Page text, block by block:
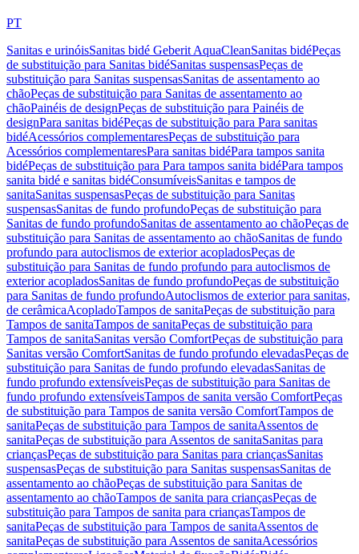
PT
Sanitas e urinóisSanitas bidé Geberit AquaCleanSanitas bidéPeças
de substituição para Sanitas bidéSanitas suspensasPeças de
substituição para Sanitas suspensasSanitas de assentamento ao
chãoPeças de substituição para Sanitas de assentamento ao
chãoPainéis de designPeças de substituição para Painéis de
designPara sanitas bidéPeças de substituição para Para sanitas
bidéAcessórios complementaresPeças de substituição para
Acessórios complementaresPara sanitas bidéPara tampos sanita
bidéPeças de substituição para Para tampos sanita bidéPara tampos
sanita bidé e sanitas bidéConsumíveisSanitas e tampos de
sanitaSanitas suspensasPeças de substituição para Sanitas
suspensasSanitas de fundo profundoPeças de substituição para
Sanitas de fundo profundoSanitas de assentamento ao chãoPeças de
substituição para Sanitas de assentamento ao chãoSanitas de fundo
profundo para autoclismos de exterior acopladosPeças de
substituição para Sanitas de fundo profundo para autoclismos de
exterior acopladosSanitas de fundo profundoPeças de substituição
para Sanitas de fundo profundoAutoclismos de exterior para sanitas,
de cerâmicaAcopladoTampos de sanitaPeças de substituição para
Tampos de sanitaTampos de sanitaPeças de substituição para
Tampos de sanitaSanitas versão ComfortPeças de substituição para
Sanitas versão ComfortSanitas de fundo profundo elevadasPeças de
substituição para Sanitas de fundo profundo elevadasSanitas de
fundo profundo extensíveisPeças de substituição para Sanitas de
fundo profundo extensíveisTampos de sanita versão ComfortPeças
de substituição para Tampos de sanita versão ComfortTampos de
sanitaPeças de substituição para Tampos de sanitaAssentos de
sanitaPeças de substituição para Assentos de sanitaSanitas para
criançasPeças de substituição para Sanitas para criançasSanitas
suspensasPeças de substituição para Sanitas suspensasSanitas de
assentamento ao chãoPeças de substituição para Sanitas de
assentamento ao chãoTampos de sanita para criançasPeças de
substituição para Tampos de sanita para criançasTampos de
sanitaPeças de substituição para Tampos de sanitaAssentos de
sanitaPeças de substituição para Assentos de sanitaAcessórios